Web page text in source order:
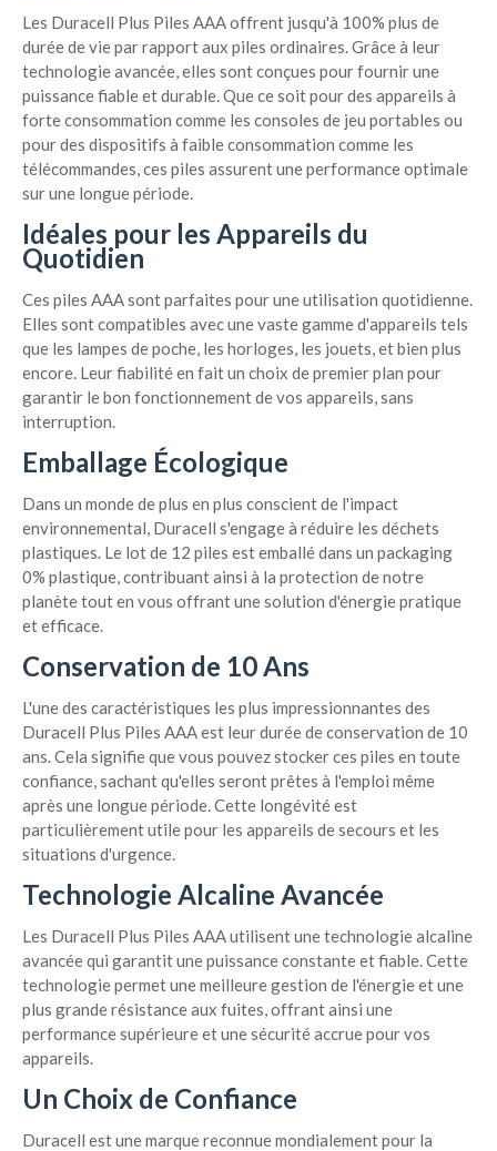
Les Duracell Plus Piles AAA offrent jusqu'à 100% plus de
durée de vie par rapport aux piles ordinaires. Grâce à leur
technologie avancée, elles sont conçues pour fournir une
puissance fiable et durable. Que ce soit pour des appareils à
forte consommation comme les consoles de jeu portables ou
pour des dispositifs à faible consommation comme les
télécommandes, ces piles assurent une performance optimale
sur une longue période.
Idéales pour les Appareils du
Quotidien
Ces piles AAA sont parfaites pour une utilisation quotidienne.
Elles sont compatibles avec une vaste gamme d'appareils tels
que les lampes de poche, les horloges, les jouets, et bien plus
encore. Leur fiabilité en fait un choix de premier plan pour
garantir le bon fonctionnement de vos appareils, sans
interruption.
Emballage Écologique
Dans un monde de plus en plus conscient de l'impact
environnemental, Duracell s'engage à réduire les déchets
plastiques. Le lot de 12 piles est emballé dans un packaging
0% plastique, contribuant ainsi à la protection de notre
planète tout en vous offrant une solution d'énergie pratique
et efficace.
Conservation de 10 Ans
L'une des caractéristiques les plus impressionnantes des
Duracell Plus Piles AAA est leur durée de conservation de 10
ans. Cela signifie que vous pouvez stocker ces piles en toute
confiance, sachant qu'elles seront prêtes à l'emploi même
après une longue période. Cette longévité est
particulièrement utile pour les appareils de secours et les
situations d'urgence.
Technologie Alcaline Avancée
Les Duracell Plus Piles AAA utilisent une technologie alcaline
avancée qui garantit une puissance constante et fiable. Cette
technologie permet une meilleure gestion de l'énergie et une
plus grande résistance aux fuites, offrant ainsi une
performance supérieure et une sécurité accrue pour vos
appareils.
Un Choix de Confiance
Duracell est une marque reconnue mondialement pour la